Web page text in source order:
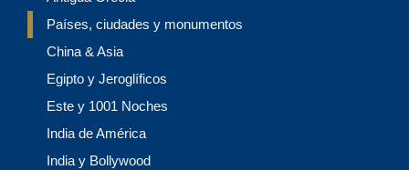
Países, ciudades y monumentos
China & Asia
Egipto y Jeroglíficos
Este y 1001 Noches
India de América
India y Bollywood